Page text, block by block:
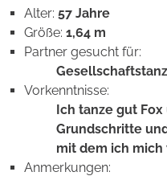
Alter: 57 Jahre
Größe: 1,64 m
Partner gesucht für:
Vorkenntnisse:
Ich tanze gut
Grundschritte
mit dem ich
Anmerkungen: